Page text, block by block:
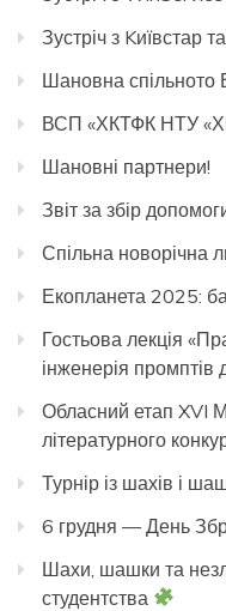
Зустріч з Kиївстар
Шановна
ВСП «ХКТФК НТУ
Шановні партнери!
Звіт за збір
Спільна новорічна
Екопланета 2025:
Гостьова лекція
інженерія промптів
Обласний етап XVI
літературного
Турнір із шахів і
6 грудня — День
Шахи, шашки та
студентства